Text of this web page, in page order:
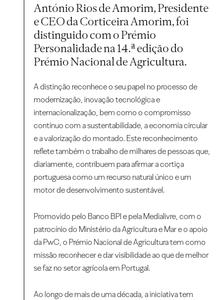
António Rios de Amorim, Presidente
e CEO da Corticeira Amorim, foi
distinguido com o Prémio
Personalidade na 14.ª edição do
Prémio Nacional de Agricultura.
A distinção reconhece o seu papel no processo de
modernização, inovação tecnológica e
internacionalização, bem como o compromisso
contínuo com a sustentabilidade, a economia circular
e a valorização do montado. Este reconhecimento
reflete também o trabalho de milhares de pessoas que,
diariamente, contribuem para afirmar a cortiça
portuguesa como um recurso natural único e um
motor de desenvolvimento sustentável.
Promovido pelo Banco BPI e pela Medialivre, com o
patrocínio do Ministério da Agricultura e Mar e o apoio
da PwC, o Prémio Nacional de Agricultura tem como
missão reconhecer e dar visibilidade ao que de melhor
se faz no setor agrícola em Portugal.
Ao longo de mais de uma década, a iniciativa tem